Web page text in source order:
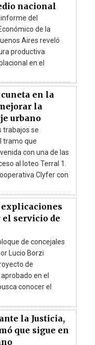
nacional
informe del
de la
Aires reveló
productiva
en el
en la
la
urbano
trabajos se
tramo que
con una de las
al loteo Terral 1.
Clyfer con
explicaciones
el servicio de
de concejales
Lucio Borzi
de
en el
conocer el
la Justicia,
que sigue en